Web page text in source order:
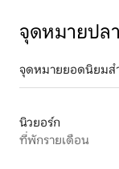
จุดหมายปล
จุดหมายยอดนิยมส
นิวยอร์ก
ที่พักรายเดือน